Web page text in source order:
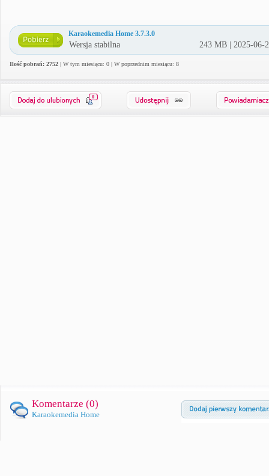
Karaokemedia Home 3.7.3.0
Wersja stabilna 243 MB | 2025-06-
Ilość pobrań: 2752 | W tym miesiącu: 0 | W poprzednim miesiącu: 8
0
Komentarze (0)
Karaokemedia Home